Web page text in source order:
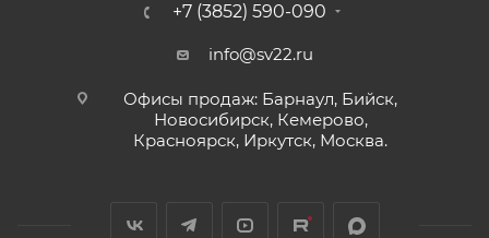
+7 (3852) 590-090
info@sv22.ru
Офисы продаж: Барнаул, Бийск,
Новосибирск, Кемерово,
Красноярск, Иркутск, Москва.